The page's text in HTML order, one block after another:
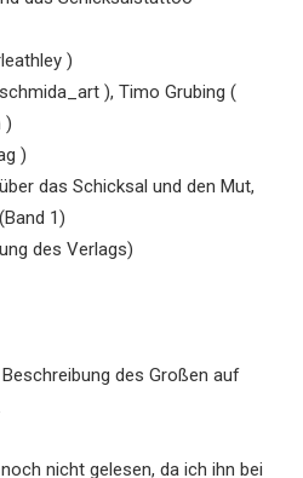
)
), Timo Grubing (
)
)
das Schicksal und den Mut,
1)
des Verlags)
des Großen auf
nicht gelesen, da ich ihn bei